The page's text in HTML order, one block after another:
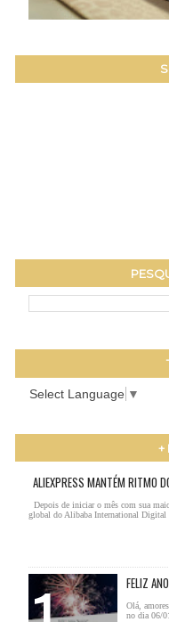
Select Language ▼
+
ALIEXPRESS MANTÉM RITMO
Depois de iniciar o mês com sua
global do Alibaba International Digital
FELIZ
Olá,
no dia 06/